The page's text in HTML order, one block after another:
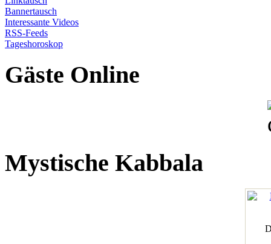
Bannertausch
Interessante Videos
RSS-Feeds
Tageshoroskop
Gäste Online
Mystische Kabbala